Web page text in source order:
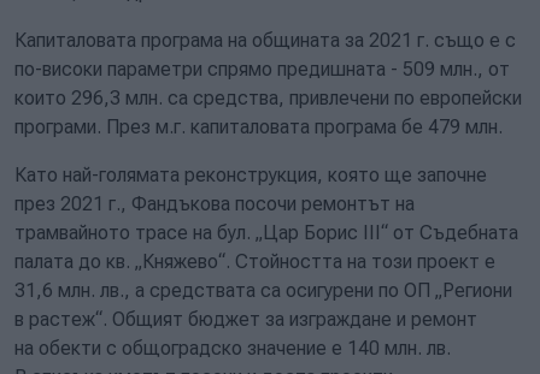
Капиталовата програма на общината за 2021 г. също е с
по-високи параметри спрямо предишната - 509 млн., от
които 296,3 млн. са средства, привлечени по европейски
програми. През м.г. капиталовата програма бе 479 млн.
Като най-голямата реконструкция, която ще започне
през 2021 г., Фандъкова посочи ремонтът на
трамвайното трасе на бул. „Цар Борис III“ от Съдебната
палата до кв. „Княжево“. Стойността на този проект е
31,6 млн. лв., а средствата са осигурени по ОП „Региони
в растеж“. Общият бюджет за изграждане и ремонт
на обекти с общоградско значение е 140 млн. лв.